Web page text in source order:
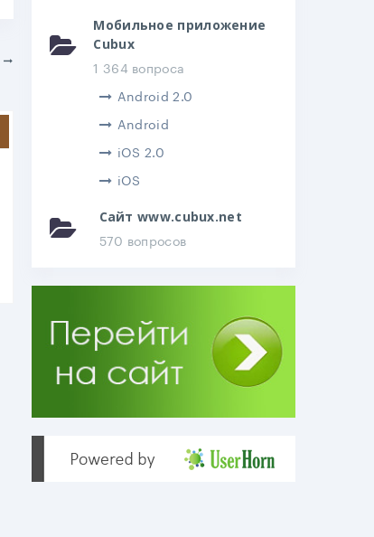
Мобильное приложение
Cubux
1 364 вопроса
Android 2.0
Android
iOS 2.0
iOS
Сайт www.cubux.net
570 вопросов